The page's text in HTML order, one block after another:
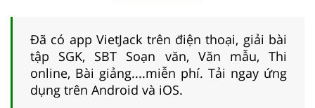
Đã có app VietJack trên điện thoại, giải bài
tập SGK, SBT Soạn văn, Văn mẫu, Thi
online, Bài giảng....miễn phí. Tải ngay ứng
dụng trên Android và iOS.